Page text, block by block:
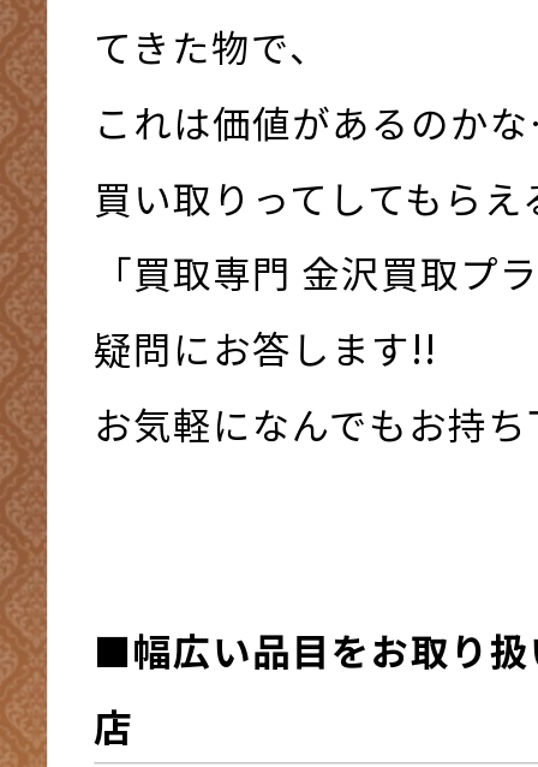
てきた物で、
これは価値があるのか
買い取りってしてもら
「買取専門 金沢買取プ
疑問にお答します!!
お気軽になんでもお持
■幅広い品目をお取り
店